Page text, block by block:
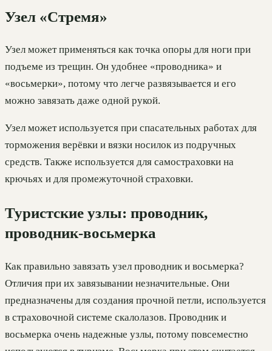
Узел «Стремя»
Узел может применяться как точка опоры для ноги при
подъеме из трещин. Он удобнее «проводника» и
«восьмерки», потому что легче развязывается и его
можно завязать даже одной рукой.
Узел может используется при спасательных работах для
торможения верёвки и вязки носилок из подручных
средств. Также используется для самостраховки на
крючьях и для промежуточной страховки.
Туристские узлы: проводник,
проводник-восьмерка
Как правильно завязать узел проводник и восьмерка?
Отличия при их завязывании незначительные. Они
предназначены для создания прочной петли, используется
в страховочной системе скалолазов. Проводник и
восьмерка очень надежные узлы, потому повсеместно